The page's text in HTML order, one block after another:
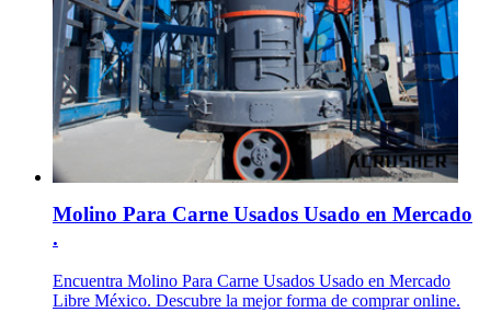
Molino Para Carne Usados Usado en Mercado
.
Encuentra Molino Para Carne Usados Usado en Mercado
Libre México. Descubre la mejor forma de comprar online.